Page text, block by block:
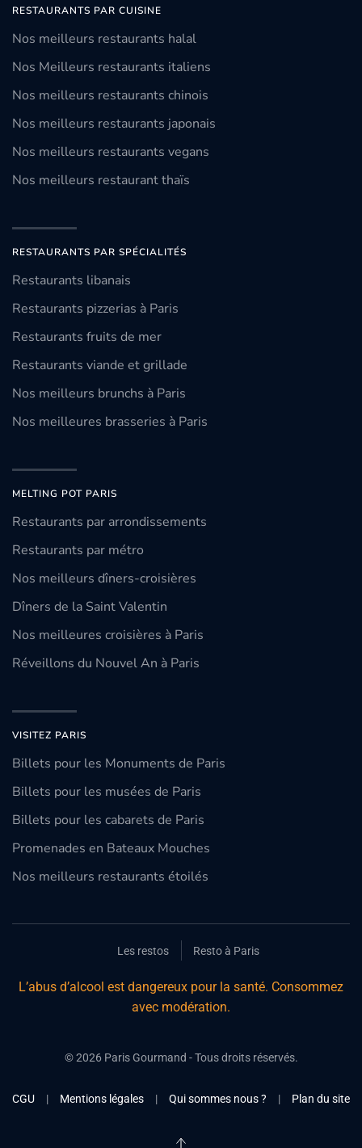
RESTAURANTS PAR CUISINE
Nos meilleurs restaurants halal
Nos Meilleurs restaurants italiens
Nos meilleurs restaurants chinois
Nos meilleurs restaurants japonais
Nos meilleurs restaurants vegans
Nos meilleurs restaurant thaïs
RESTAURANTS PAR SPÉCIALITÉS
Restaurants libanais
Restaurants pizzerias à Paris
Restaurants fruits de mer
Restaurants viande et grillade
Nos meilleurs brunchs à Paris
Nos meilleures brasseries à Paris
MELTING POT PARIS
Restaurants par arrondissements
Restaurants par métro
Nos meilleurs dîners-croisières
Dîners de la Saint Valentin
Nos meilleures croisières à Paris
Réveillons du Nouvel An à Paris
VISITEZ PARIS
Billets pour les Monuments de Paris
Billets pour les musées de Paris
Billets pour les cabarets de Paris
Promenades en Bateaux Mouches
Nos meilleurs restaurants étoilés
Les restos Resto à Paris
L’abus d’alcool est dangereux pour la santé. Consommez
avec modération.
©2026Paris Gourmand - Tous droits réservés.
CGU | Mentions légales | Qui sommes nous ? | Plan du site